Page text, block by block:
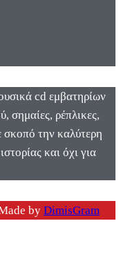
cd εμβατηρίων
σημαίες, ρέπλικες,
σκοπό την καλύτερη
και όχι για
by DimisGram